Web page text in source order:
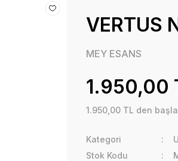
VERTUS
MEY ESANS
1.950,00
1.950,00 TL den
Kategori
Stok Kodu